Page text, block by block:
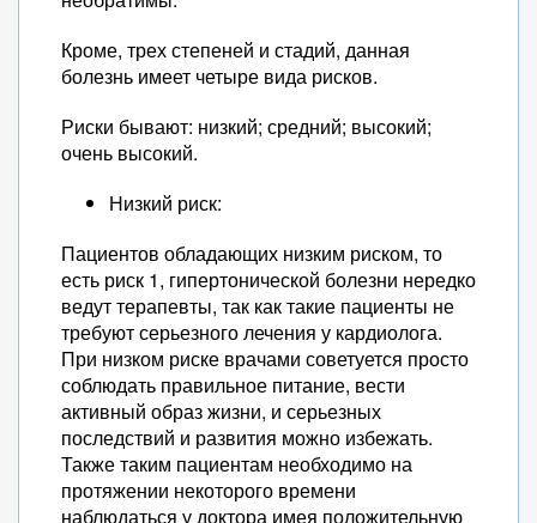
Кроме, трех степеней и стадий, данная
болезнь имеет четыре вида рисков.
Риски бывают: низкий; средний; высокий;
очень высокий.
Низкий риск:
Пациентов обладающих низким риском, то
есть риск 1, гипертонической болезни нередко
ведут терапевты, так как такие пациенты не
требуют серьезного лечения у кардиолога.
При низком риске врачами советуется просто
соблюдать правильное питание, вести
активный образ жизни, и серьезных
последствий и развития можно избежать.
Также таким пациентам необходимо на
протяжении некоторого времени
наблюдаться у доктора имея положительную